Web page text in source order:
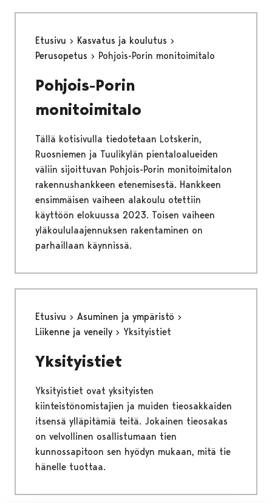
Etusivu
Kasvatus ja koulutus
Perusopetus
Pohjois-Porin monitoimitalo
Pohjois-Porin
monitoimitalo
Tällä kotisivulla tiedotetaan Lotskerin,
Ruosniemen ja Tuulikylän pientaloalueiden
väliin sijoittuvan Pohjois-Porin monitoimitalon
rakennushankkeen etenemisestä. Hankkeen
ensimmäisen vaiheen alakoulu otettiin
käyttöön elokuussa 2023. Toisen vaiheen
yläkoululaajennuksen rakentaminen on
parhaillaan käynnissä.
Etusivu
Asuminen ja ympäristö
Liikenne ja veneily
Yksityistiet
Yksityistiet
Yksityistiet ovat yksityisten
kiinteistönomistajien ja muiden tieosakkaiden
itsensä ylläpitämiä teitä. Jokainen tieosakas
on velvollinen osallistumaan tien
kunnossapitoon sen hyödyn mukaan, mitä tie
hänelle tuottaa.